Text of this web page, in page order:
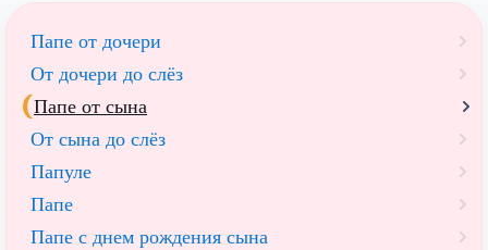
Папе от дочери
От дочери до слёз
Папе от сына
От сына до слёз
Папуле
Папе
Папе с днем рождения сына